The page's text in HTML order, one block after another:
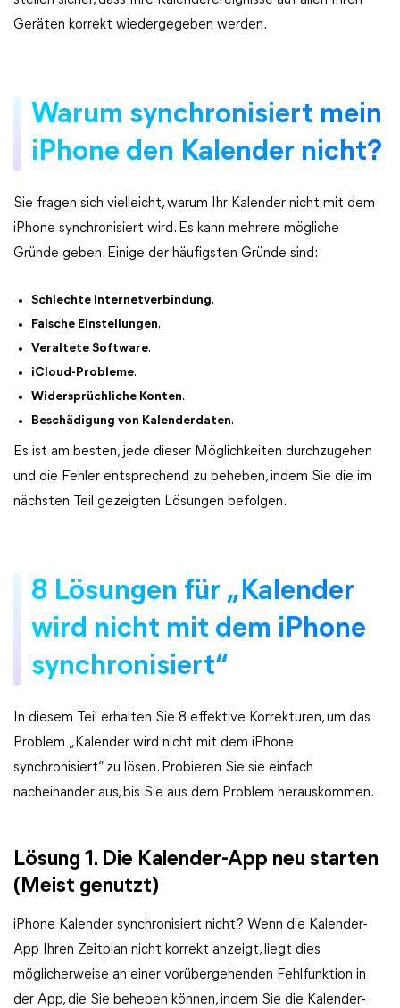
Geräten korrekt wiedergegeben werden.
Warum synchronisiert mein
iPhone den Kalender nicht?
Sie fragen sich vielleicht, warum Ihr Kalender nicht mit dem
iPhone synchronisiert wird. Es kann mehrere mögliche
Gründe geben. Einige der häufigsten Gründe sind:
Schlechte Internetverbindung.
Falsche Einstellungen.
Veraltete Software.
iCloud-Probleme.
Widersprüchliche Konten.
Beschädigung von Kalenderdaten.
Es ist am besten, jede dieser Möglichkeiten durchzugehen
und die Fehler entsprechend zu beheben, indem Sie die im
nächsten Teil gezeigten Lösungen befolgen.
8 Lösungen für „Kalender
wird nicht mit dem iPhone
synchronisiert“
In diesem Teil erhalten Sie 8 effektive Korrekturen, um das
Problem „Kalender wird nicht mit dem iPhone
synchronisiert“ zu lösen. Probieren Sie sie einfach
nacheinander aus, bis Sie aus dem Problem herauskommen.
Lösung 1. Die Kalender-App neu starten
(Meist genutzt)
iPhone Kalender synchronisiert nicht? Wenn die Kalender-
App Ihren Zeitplan nicht korrekt anzeigt, liegt dies
möglicherweise an einer vorübergehenden Fehlfunktion in
der App, die Sie beheben können, indem Sie die Kalender-